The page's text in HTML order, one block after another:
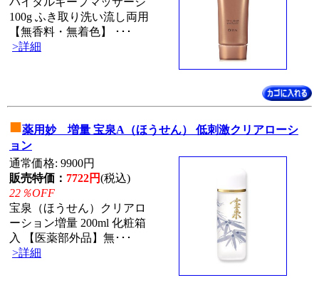
100g ふき取り洗い流し両用
【無香料・無着色】 ･･･
>詳細
■薬用妙 増量 宝泉A（ほうせん） 低刺激クリアローシ
ョン
通常価格: 9900円
販売特価： 7722円(税込)
22％OFF
宝泉（ほうせん）クリアロ
ーション増量 200ml 化粧箱
入 【医薬部外品】無･･･
>詳細